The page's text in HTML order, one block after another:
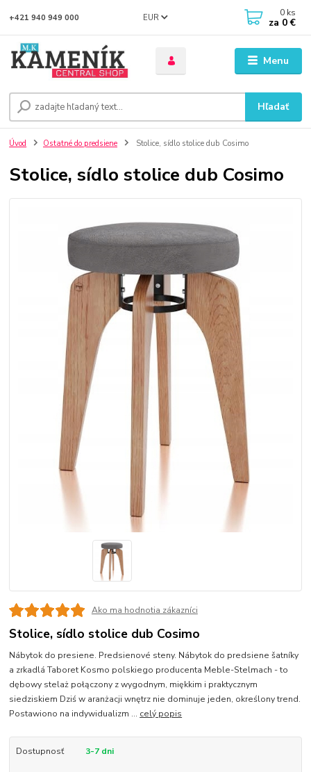
Menu
EUR
Hľadať
+421 940 949 000 0 ks
za 0 €
Úvod Ostatné do predsiene Stolice, sídlo stolice dub Cosimo
Stolice, sídlo stolice dub Cosimo
Ako ma hodnotia zákazníci
Stolice, sídlo stolice dub Cosimo
Nábytok do presiene. Predsienové steny. Nábytok do predsiene šatníky
a zrkadlá Taboret Kosmo polskiego producenta Meble-Stelmach - to
dębowy stelaż połączony z wygodnym, miękkim i praktycznym
siedziskiem Dziś w aranżacji wnętrz nie dominuje jeden, określony trend.
Postawiono na indywidualizm ... celý popis
Dostupnosť 3-7 dni